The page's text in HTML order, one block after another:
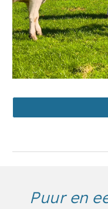
Puur en